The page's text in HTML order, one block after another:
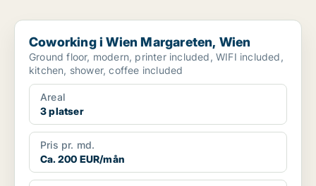
Coworking i Wien Margareten, Wien
Coworking i Wien Margareten, Wien
Ground floor, modern, printer included, WIFI included,
kitchen, shower, coffee included
Areal
3 platser
Pris pr. md.
Ca. 200 EUR/mån